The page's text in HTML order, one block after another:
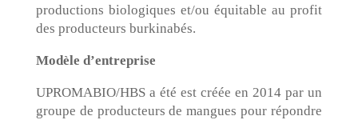
productions biologiques et/ou équitable au profit
des producteurs burkinabés.
Modèle d’entreprise
UPROMABIO/HBS a été est créée en 2014 par un
groupe de producteurs de mangues pour répondre